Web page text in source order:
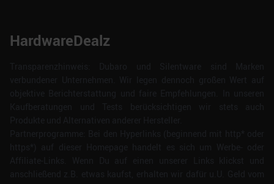
HardwareDealz